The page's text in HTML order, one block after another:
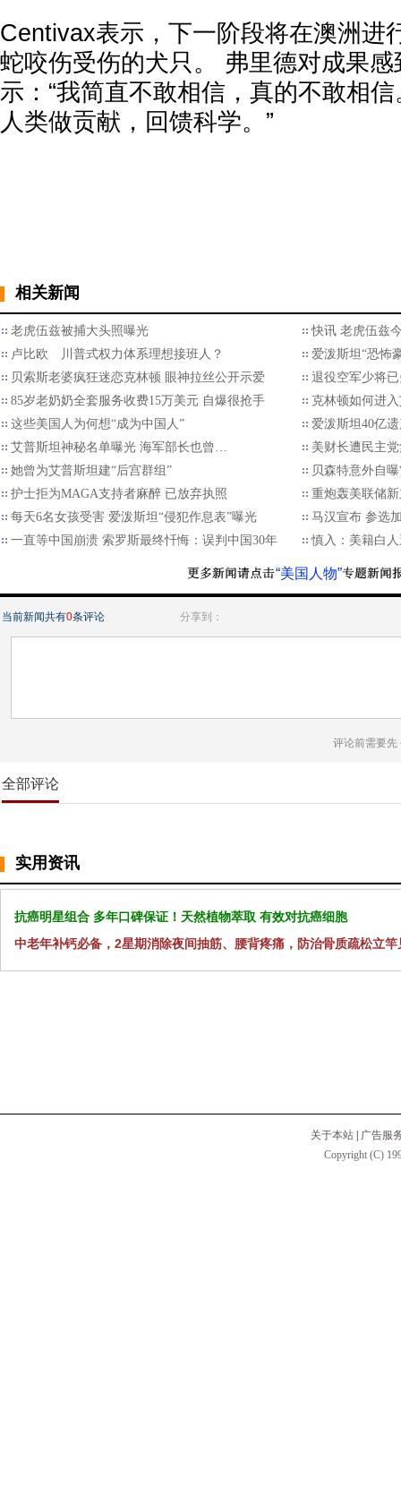
Centivax表示，下一阶段将在澳洲进
蛇咬伤受伤的犬只。 弗里德对成果
示：“我简直不敢相信，真的不敢相
人类做贡献，回馈科学。”
相关新闻
老虎伍兹被捕大头照曝光
快讯 老虎伍兹
卢比欧 川普式权力体系理想接班人？
爱泼斯坦“恐怖
贝索斯老婆疯狂迷恋克林顿 眼神拉丝公开示爱
退役空军少将
85岁老奶奶全套服务收费15万美元 自爆很抢手
克林顿如何进
这些美国人为何想“成为中国人”
爱泼斯坦40亿
艾普斯坦神秘名单曝光 海军部长也曾…
美财长遭民主
她曾为艾普斯坦建“后宫群组”
贝森特意外自
护士拒为MAGA支持者麻醉 已放弃执照
重炮轰美联储
每天6名女孩受害 爱泼斯坦“侵犯作息表”曝光
马汉宣布 参选
一直等中国崩溃 索罗斯最终忏悔：误判中国30年
慎入：美籍白
“美国人物”
当前新闻共有0条评论 分享到：
评论前需要先
全部评论
实用资讯
抗癌明星组合 多年口碑保证！天然植物萃取 有效对抗癌细胞
中老年补钙必备，2星期消除夜间抽筋、腰背疼痛，防治骨质疏松立竿
关于本站
广告服
Copyright (C)